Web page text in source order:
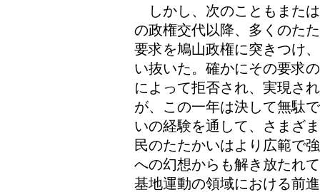
しかし、次のこともまた
の政権交代以降、多くのた
要求を鳩山政権に突きつけ
い抜いた。確かにその要求
によって拒否され、実現さ
が、この一年は決して無駄
いの経験を通して、さまざ
民のたたかいはより広範で
への幻想からも解き放たれ
基地運動の領域における前